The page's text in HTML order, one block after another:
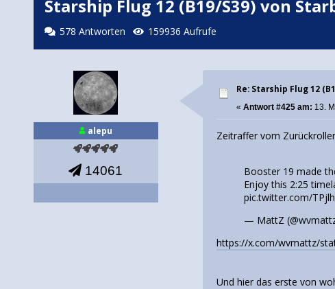
Starship Flug 12 (B19/S39) von
578 Antworten 159936 Aufrufe
alepu
14061
Re: Starship Flug 12
«Antwort #425 am: 13.
Zeitraffer vom
Booster 19 made
Enjoy this 2:25
pic.twitter.com/
— MattZ
https://x.com/wvmattz/
Und hier das erste von